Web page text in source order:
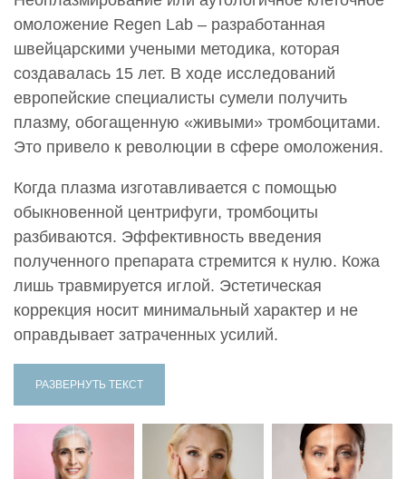
омоложение Regen Lab – разработанная
швейцарскими учеными методика, которая
создавалась 15 лет. В ходе исследований
европейские специалисты сумели получить
плазму, обогащенную «живыми» тромбоцитами.
Это привело к революции в сфере омоложения.
Когда плазма изготавливается с помощью
обыкновенной центрифуги, тромбоциты
разбиваются. Эффективность введения
полученного препарата стремится к нулю. Кожа
лишь травмируется иглой. Эстетическая
коррекция носит минимальный характер и не
оправдывает затраченных усилий.
РАЗВЕРНУТЬ ТЕКСТ